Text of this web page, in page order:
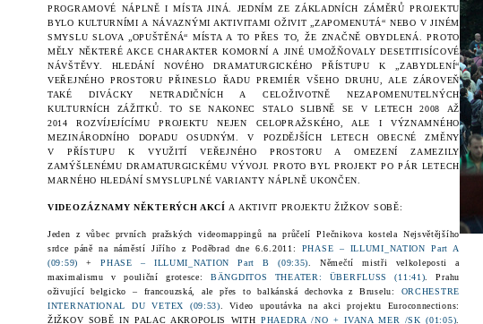
PROGRAMOVÉ NÁPLNĚ I MÍSTA JINÁ. JEDNÍM ZE ZÁKLADNÍCH ZÁMĚRŮ PROJEKTU
BYLO KULTURNÍMI A NÁVAZNÝMI AKTIVITAMI OŽIVIT „ZAPOMENUTÁ“ NEBO V JINÉM
SMYSLU SLOVA „OPUŠTĚNÁ“ MÍSTA A TO PŘES TO, ŽE ZNAČNĚ OBYDLENÁ. PROTO
MĚLY NĚKTERÉ AKCE CHARAKTER KOMORNÍ A JINÉ UMOŽŇOVALY DESETITISÍCOVÉ
NÁVŠTĚVY. HLEDÁNÍ NOVÉHO DRAMATURGICKÉHO PŘÍSTUPU K „ZABYDLENÍ“
VEŘEJNÉHO PROSTORU PŘINESLO ŘADU PREMIÉR VŠEHO DRUHU, ALE ZÁROVEŇ
TAKÉ DIVÁCKY NETRADIČNÍCH A CELOŽIVOTNĚ NEZAPOMENUTELNÝCH
KULTURNÍCH ZÁŽITKŮ. TO SE NAKONEC STALO SLIBNĚ SE V LETECH 2008 AŽ
2014 ROZVÍJEJÍCÍMU PROJEKTU NEJEN CELOPRAŽSKÉHO, ALE I VÝZNAMNÉHO
MEZINÁRODNÍHO DOPADU OSUDNÝM. V POZDĚJŠÍCH LETECH OBECNÉ ZMĚNY
V PŘÍSTUPU K VYUŽITÍ VEŘEJNÉHO PROSTORU AOMEZENÍ ZAMEZILY
ZAMÝŠLENÉMU DRAMATURGICKÉMU VÝVOJI. PROTO BYL PROJEKT PO PÁR LETECH
MARNÉHO HLEDÁNÍSMYSLUPLNÉ VARIANTY NÁPLNĚ UKONČEN.
VIDEOZÁZNAMY NĚKTERÝCH AKCÍ A AKTIVIT PROJEKTU ŽIŽKOV SOBĚ:
Jeden z vůbec prvních pražských videomappingů na průčelí Plečnikova kostela Nejsvětějšího
srdce páně na náměstí Jiřího z Poděbrad dne6.6.2011 : PHASE – ILLUMI_NATION Part A
(09:59) +PHASE – ILLUMI_NATION Part B (09:35) . Němečtí mistři velkoleposti a
maximalismu v pouliční grotesce: BÄNGDITOS THEATER: ÜBERFLUSS (11:41) . Prahu
oživující belgicko – francouzská, ale přes to balkánská dechovka z Bruselu: ORCHESTRE
INTERNATIONAL DU VETEX (09:53) . Video upoutávka na akci projektu Euroconnections:
ŽIŽKOV SOBĚ IN PALAC AKROPOLIS WITH PHAEDRA /NO + IVANA MER /SK (01:05)